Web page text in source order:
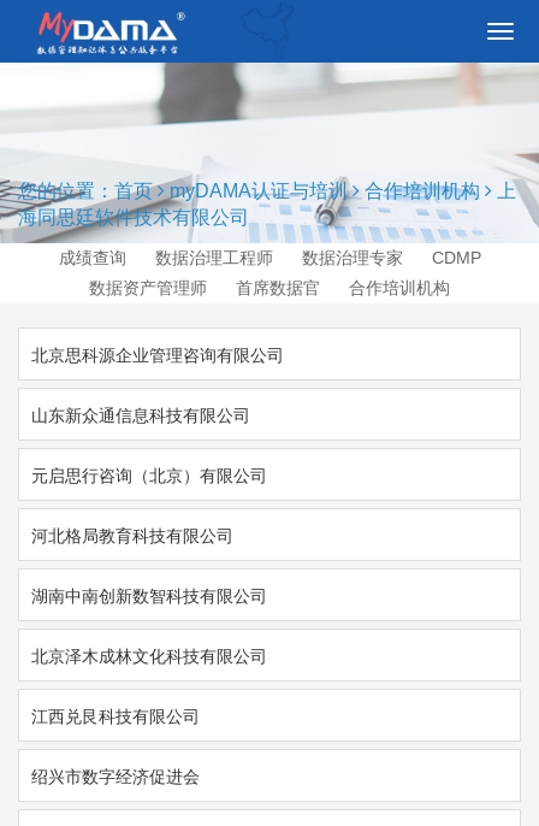
切
航
您的位置： 首页 myDAMA认证与培训 合作培训机构
上
海同思廷软件技术有限公司
成绩查询 数据治理工程师 数据治理专家
CDMP
数据资产管理师
首席数据官 合作培训机构
北京思科源企业管理咨询有限公司
山东新众通信息科技有限公司
元启思行咨询（北京）有限公司
河北格局教育科技有限公司
湖南中南创新数智科技有限公司
北京泽木成林文化科技有限公司
江西兑艮科技有限公司
绍兴市数字经济促进会